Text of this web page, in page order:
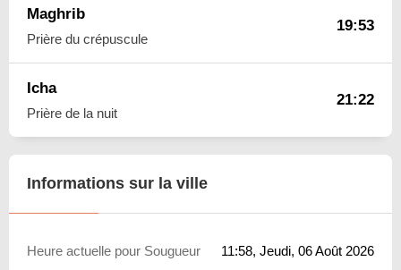
Maghrib
Prière du crépuscule
19:53
Icha
Prière de la nuit
21:22
Informations sur la ville
Heure actuelle pour Sougueur 11:58, Jeudi, 06 Août 2026